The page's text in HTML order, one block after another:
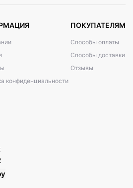
конфиденциальности
ПОКУПАТЕЛЯМ
Способы оплаты
Способы доставки
Отзывы